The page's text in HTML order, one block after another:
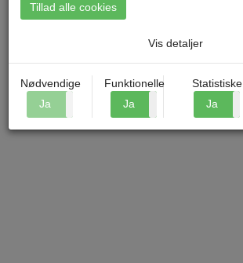
Tillad alle cookies
Vis detaljer
Nødvendige
Ja
Funktionelle
Ja
Statistiske
Ja